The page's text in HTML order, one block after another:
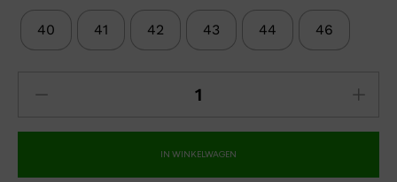
40 41 42 43 44 46
IN WINKELWAGEN